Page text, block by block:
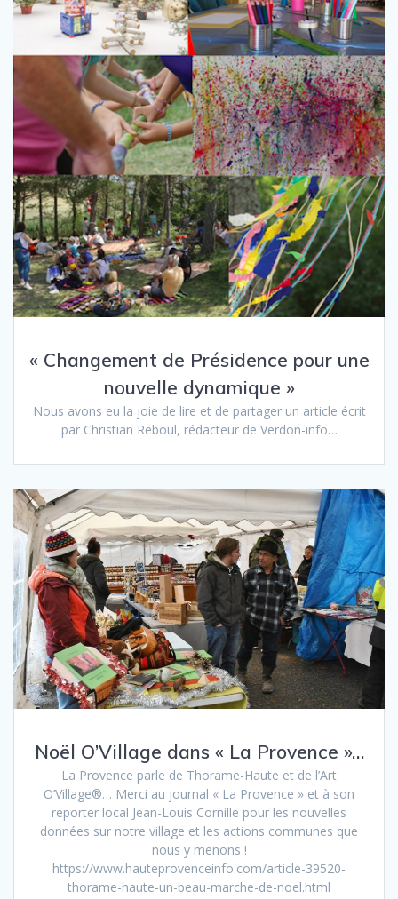
« Changement de Présidence pour une
nouvelle dynamique »
Nous avons eu la joie de lire et de partager un article écrit
par Christian Reboul, rédacteur de Verdon-info…
Noël O’Village dans « La Provence »…
La Provence parle de Thorame-Haute et de l’Art
O’Village®… Merci au journal « La Provence » et à son
reporter local Jean-Louis Cornille pour les nouvelles
données sur notre village et les actions communes que
nous y menons !
https://www.hauteprovenceinfo.com/article-39520-
thorame-haute-un-beau-marche-de-noel.html